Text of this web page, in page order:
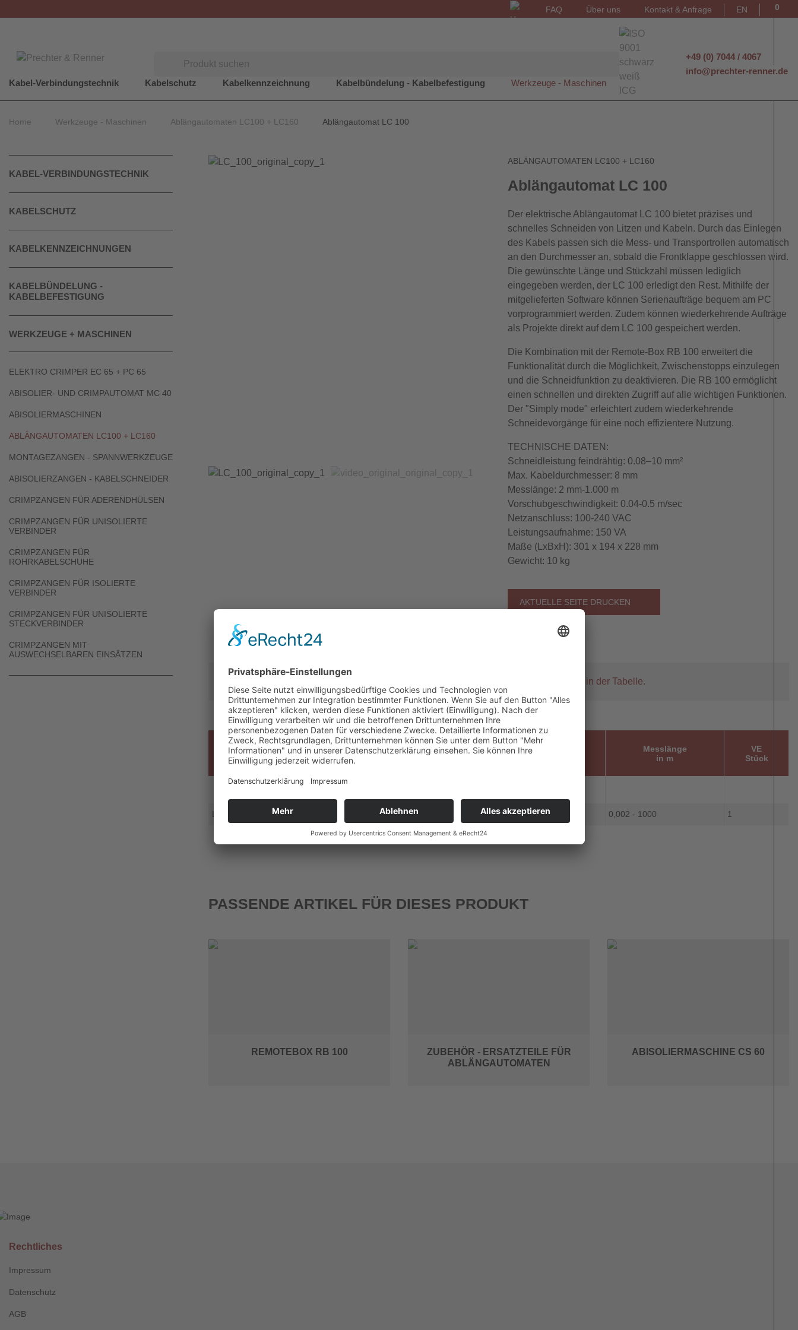
FAQ Über uns Kontakt & Anfrage EN 0
Suchen
+49 (0) 7044 / 4067
info@prechter-renner.de
Kabel-Verbindungstechnik
Kabelschutz Kabelkennzeichnung Kabelbündelung - Kabelbefestigung Werkzeuge - Maschinen
Home Werkzeuge - Maschinen Ablängautomaten LC100 + LC160 Ablängautomat LC 100
KABEL-VERBINDUNGSTECHNIK
KABELSCHUTZ
KABELKENNZEICHNUNGEN
KABELBÜNDELUNG -
KABELBEFESTIGUNG
WERKZEUGE + MASCHINEN
ELEKTRO CRIMPER EC 65 + PC 65
ABISOLIER- UND CRIMPAUTOMAT MC 40
ABISOLIERMASCHINEN
ABLÄNGAUTOMATEN LC100 + LC160
MONTAGEZANGEN - SPANNWERKZEUGE
ABISOLIERZANGEN - KABELSCHNEIDER
CRIMPZANGEN FÜR ADERENDHÜLSEN
CRIMPZANGEN FÜR UNISOLIERTE
VERBINDER
CRIMPZANGEN FÜR
ROHRKABELSCHUHE
CRIMPZANGEN FÜR ISOLIERTE
VERBINDER
CRIMPZANGEN FÜR UNISOLIERTE
STECKVERBINDER
CRIMPZANGEN MIT
AUSWECHSELBAREN EINSÄTZEN
ABLÄNGAUTOMATEN LC100 + LC160
Ablängautomat LC 100
Der elektrische Ablängautomat LC 100 bietet präzises und
schnelles Schneiden von Litzen und Kabeln. Durch das Einlegen
des Kabels passen sich die Mess- und Transportrollen automatisch
an den Durchmesser an, sobald die Frontklappe geschlossen wird.
Die gewünschte Länge und Stückzahl müssen lediglich
eingegeben werden, der LC 100 erledigt den Rest. Mithilfe der
mitgelieferten Software können Serienaufträge bequem am PC
vorprogrammiert werden. Zudem können wiederkehrende Aufträge
als Projekte direkt auf dem LC 100 gespeichert werden.
Die Kombination mit der Remote-Box RB 100 erweitert die
Funktionalität durch die Möglichkeit, Zwischenstopps einzulegen
und die Schneidfunktion zu deaktivieren. Die RB 100 ermöglicht
einen schnellen und direkten Zugriff auf alle wichtigen Funktionen.
Der "Simply mode" erleichtert zudem wiederkehrende
Schneidevorgänge für eine noch effizientere Nutzung.
TECHNISCHE DATEN:
Schneidleistung feindrähtig: 0.08–10 mm²
Max. Kabeldurchmesser: 8 mm
Messlänge: 2 mm-1.000 m
Vorschubgeschwindigkeit: 0.04-0.5 m/sec
Netzanschluss: 100-240 VAC
Leistungsaufnahme: 150 VA
Maße (LxBxH): 301 x 194 x 228 mm
Gewicht: 10 kg
AKTUELLE SEITE DRUCKEN
Um ein Produkt anzufragen, klicken Sie bitte auf die entsprechende Artikelnummer in der Tabelle.
Typ Art.-Nr.
Querschnitt
in mm²
max. Kabel-Ø
Messlänge
in m
VE
Stück
LC 100 88-665 0,08 - 10,0 8,0 0,002 - 1000 1
PASSENDE ARTIKEL FÜR DIESES PRODUKT
REMOTEBOX RB 100
ZUBEHÖR - ERSATZTEILE FÜR
ABLÄNGAUTOMATEN
ABISOLIERMASCHINE CS 60
Rechtliches
Impressum
Datenschutz
AGB